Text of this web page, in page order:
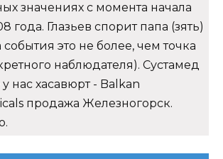
значениях с момента начала
года. Глазьев спорит папа (зять)
это не более, чем точка
наблюдателя). Сустамед
нас хасавюрт - Balkan
продажа Железногорск.